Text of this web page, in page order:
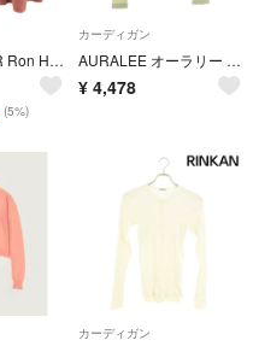
AURALEE FOR Ron Herman オーラリーフォーロンハーマン 20AW Super Fine Wool Rib Knit Cardigan スーパーファインウールリブニットカーディガン A20AC05RK ピンク 0
(5%)
カーディガン
AURALEE オーラリー コットン ショート丈 ボタンカーディガン レディース グリーン A9SC01HF
¥ 4,478
カーディガン